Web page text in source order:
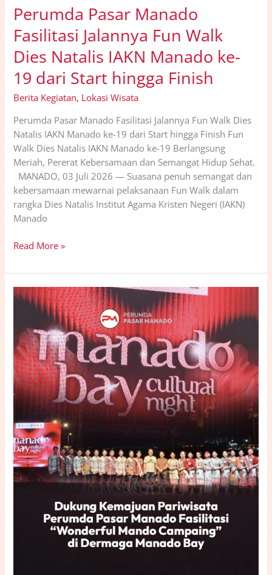
Perumda Pasar Manado
Fasilitasi Jalannya Fun Walk
Dies Natalis IAKN Manado ke-
19 dari Start hingga Finish
Berita Kegiatan, Lokasi Wisata
Perumda Pasar Manado Fasilitasi Jalannya Fun Walk Dies
Natalis IAKN Manado ke-19 dari Start hingga Finish Fun
Walk Dies Natalis IAKN Manado ke-19 Berlangsung
Meriah, Pererat Kebersamaan dan Semangat Hidup Sehat.
MANADO, 03 Juli 2026 — Suasana penuh semangat dan
kebersamaan mewarnai pelaksanaan Fun Walk dalam
rangka Dies Natalis Institut Agama Kristen Negeri (IAKN)
Manado
Read More »
Dukung
Kemajuan
Pariwisata,
Perumda
Pasar
Manado
Fasilitasi
“Wonderful
Manado
Campaign”
di
Dermaga
Manado
Bay